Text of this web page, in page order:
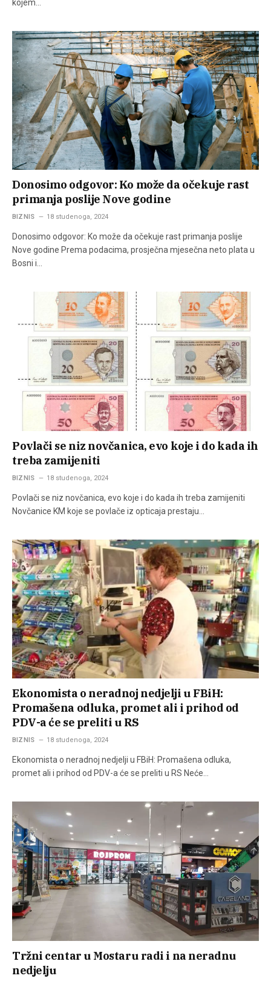
kojem…
Donosimo odgovor: Ko može da očekuje rast
primanja poslije Nove godine
BIZNIS 18 studenoga, 2024
Donosimo odgovor: Ko može da očekuje rast primanja poslije
Nove godine Prema podacima, prosječna mjesečna neto plata u
Bosni i…
Povlači se niz novčanica, evo koje i do kada ih
treba zamijeniti
BIZNIS 18 studenoga, 2024
Povlači se niz novčanica, evo koje i do kada ih treba zamijeniti
Novčanice KM koje se povlače iz opticaja prestaju…
Ekonomista o neradnoj nedjelji u FBiH:
Promašena odluka, promet ali i prihod od
PDV-a će se preliti u RS
BIZNIS 18 studenoga, 2024
Ekonomista o neradnoj nedjelji u FBiH: Promašena odluka,
promet ali i prihod od PDV-a će se preliti u RS Neće…
Tržni centar u Mostaru radi i na neradnu
nedjelju